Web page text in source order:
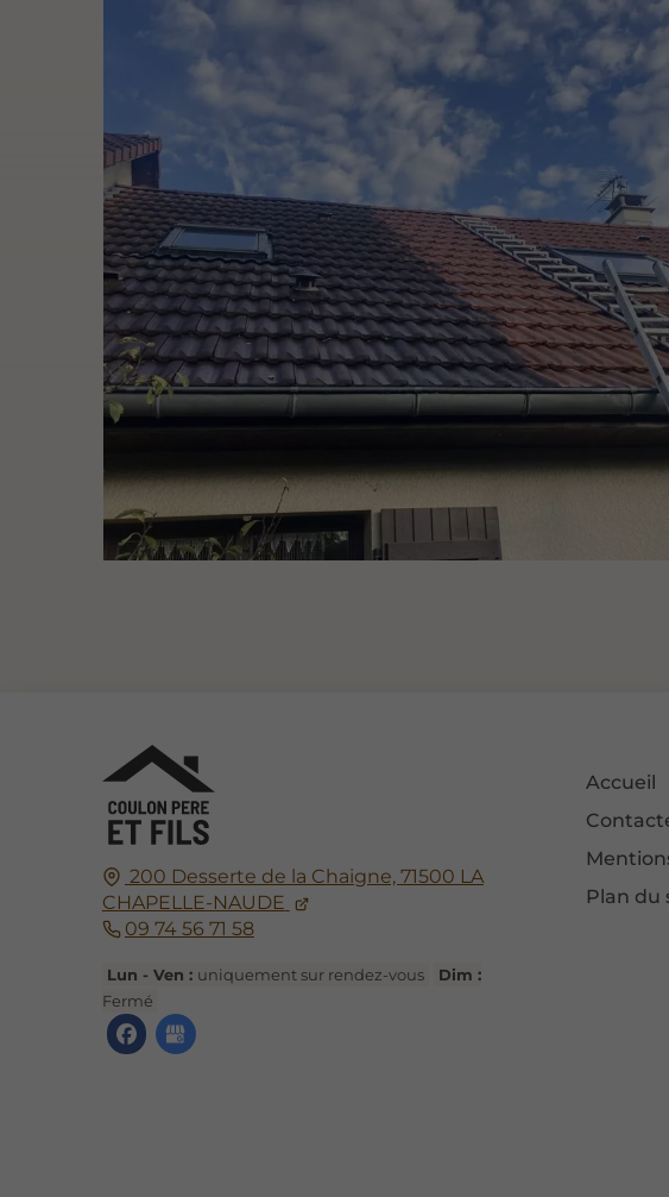
200 Desserte de la Chaigne, 71500 LA
CHAPELLE-NAUDE
09 74 56 71 58
Lun - Ven : uniquement sur rendez-vous
Dim :
Fermé
Accueil
Plan du